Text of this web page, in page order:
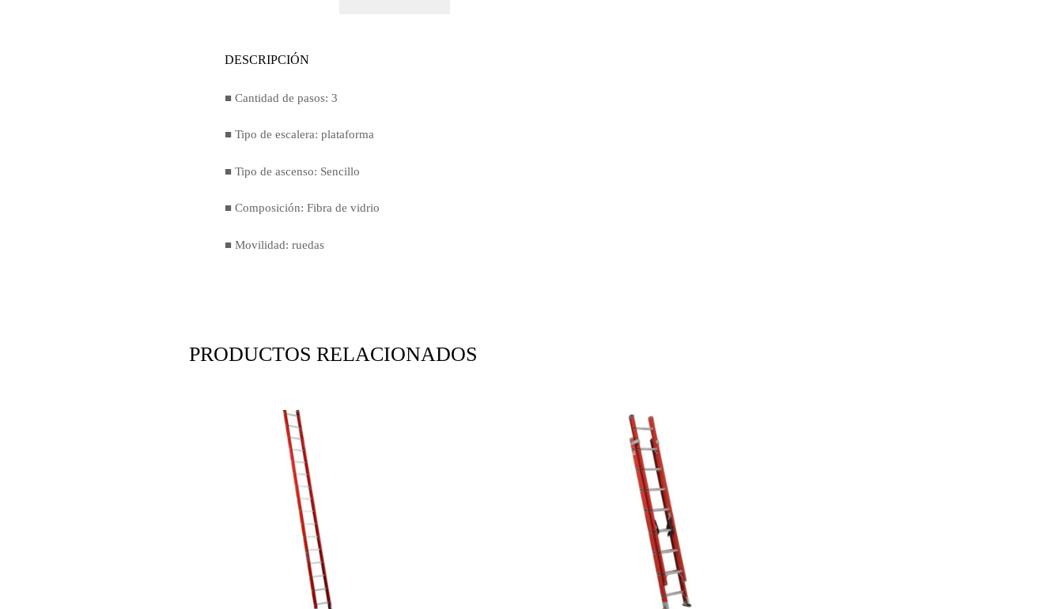
DESCRIPCIÓN
■ Cantidad de pasos: 3
■ Tipo de escalera: plataforma
■ Tipo de ascenso: Sencillo
■ Composición: Fibra de vidrio
■ Movilidad: ruedas
PRODUCTOS RELACIONADOS